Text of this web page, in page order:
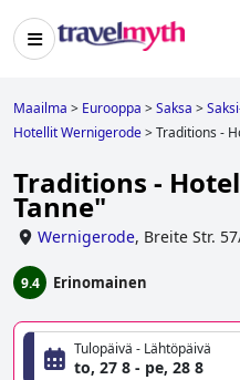
Maailma > Eurooppa >Saksa >
Hotellit Wernigerode>Traditions -
Traditions -
Tanne"
Wernigerode, Breite Str.
9.4 Erinomainen
Tulopäivä - Lähtöpäivä
to, 27 8 - pe, 28 8